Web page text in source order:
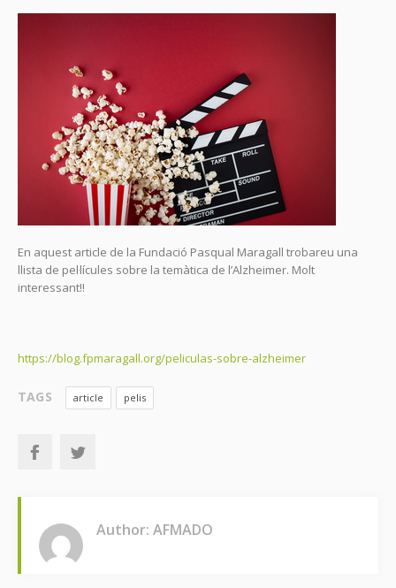
En aquest article de la Fundació Pasqual Maragall trobareu una
llista de pel·lícules sobre la temàtica de l’Alzheimer. Molt
interessant!!
https://blog.fpmaragall.org/peliculas-sobre-alzheimer
TAGS article pelis
Author: AFMADO